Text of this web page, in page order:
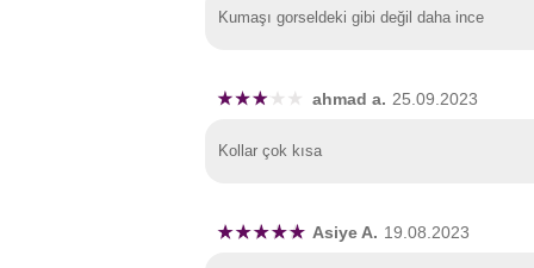
Kumaşı gorseldeki gibi değil daha ince
ahmad a. 25.09.2023
Kollar çok kısa
Asiye A. 19.08.2023